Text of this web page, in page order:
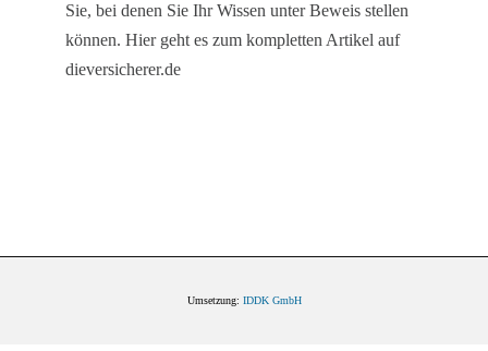
Sie, bei denen Sie Ihr Wissen unter Beweis stellen
können. Hier geht es zum kompletten Artikel auf
dieversicherer.de
Umsetzung: IDDK GmbH